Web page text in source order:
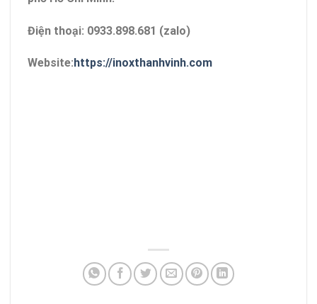
Điện thoại: 0933.898.681 (zalo)
Website: https://inoxthanhvinh.com